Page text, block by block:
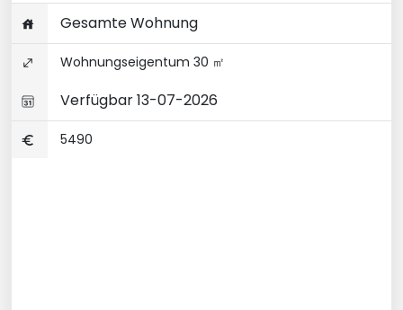
Gesamte Wohnung
Wohnungseigentum 30 ㎡
Verfügbar 13-07-2026
5490